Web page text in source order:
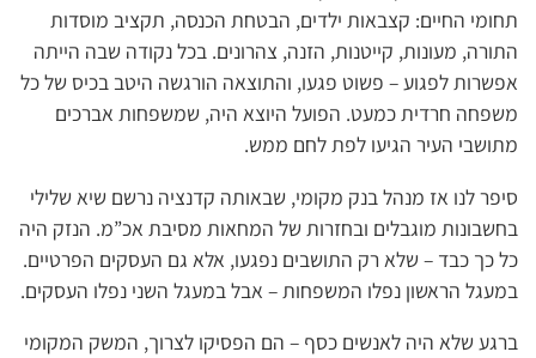
תחומי החיים: קצבאות ילדים, הבטחת הכנסה, תקציב מוסדות
התורה, מעונות, קייטנות, הזנה, צהרונים. בכל נקודה שבה הייתה
אפשרות לפגוע – פשוט פגעו, והתוצאה הורגשה היטב בכיס של כל
משפחה חרדית כמעט. הפועל היוצא היה, שמשפחות אברכים
מתושבי העיר הגיעו לפת לחם ממש.
סיפר לנו אז מנהל בנק מקומי, שבאותה קדנציה נרשם שיא שלילי
בחשבונות מוגבלים ובחזרות של המחאות מסיבת אכ”מ. הנזק היה
כל כך כבד – שלא רק התושבים נפגעו, אלא גם העסקים הפרטיים.
במעגל הראשון נפלו המשפחות – אבל במעגל השני נפלו העסקים.
ברגע שלא היה לאנשים כסף – הם הפסיקו לצרוך, המשק המקומי